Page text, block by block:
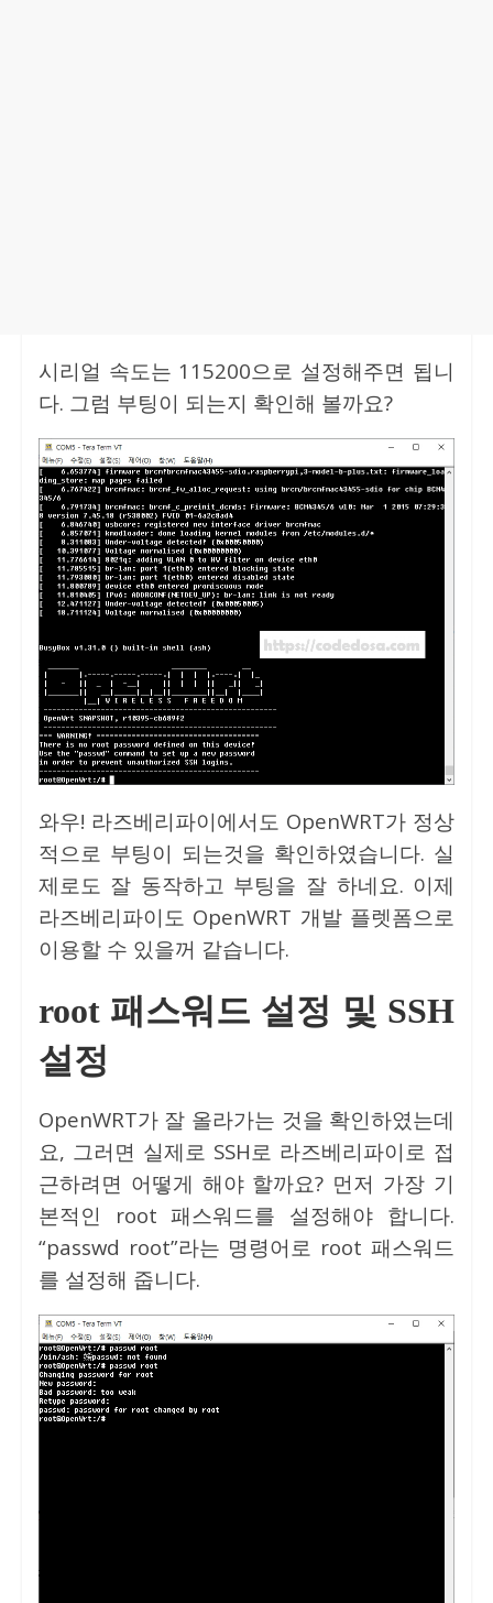
시리얼 속도는 115200으로 설정해주면 됩니
다. 그럼 부팅이 되는지 확인해 볼까요?
와우! 라즈베리파이에서도 OpenWRT가 정상
적으로 부팅이 되는것을 확인하였습니다. 실
제로도 잘 동작하고 부팅을 잘 하네요. 이제
라즈베리파이도 OpenWRT 개발 플렛폼으로
이용할 수 있을꺼 같습니다.
root 패스워드 설정 및 SSH
설정
OpenWRT가 잘 올라가는 것을 확인하였는데
요, 그러면 실제로 SSH로 라즈베리파이로 접
근하려면 어떻게 해야 할까요? 먼저 가장 기
본적인 root 패스워드를 설정해야 합니다.
“passwd root”라는 명령어로 root 패스워드
를 설정해 줍니다.